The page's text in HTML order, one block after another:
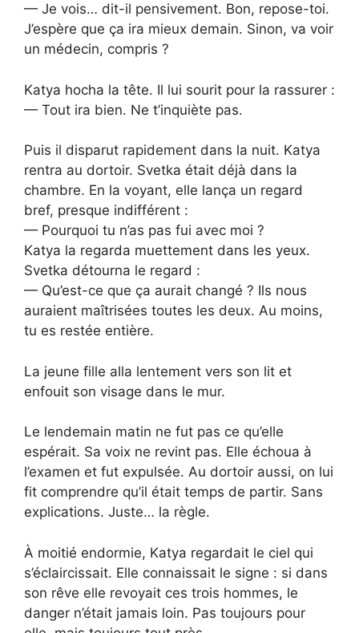
— Je vois… dit-il pensivement. Bon, repose-toi.
J’espère que ça ira mieux demain. Sinon, va voir
un médecin, compris ?
Katya hocha la tête. Il lui sourit pour la rassurer :
— Tout ira bien. Ne t’inquiète pas.
Puis il disparut rapidement dans la nuit. Katya
rentra au dortoir. Svetka était déjà dans la
chambre. En la voyant, elle lança un regard
bref, presque indifférent :
— Pourquoi tu n’as pas fui avec moi ?
Katya la regarda muettement dans les yeux.
Svetka détourna le regard :
— Qu’est-ce que ça aurait changé ? Ils nous
auraient maîtrisées toutes les deux. Au moins,
tu es restée entière.
La jeune fille alla lentement vers son lit et
enfouit son visage dans le mur.
Le lendemain matin ne fut pas ce qu’elle
espérait. Sa voix ne revint pas. Elle échoua à
l’examen et fut expulsée. Au dortoir aussi, on lui
fit comprendre qu’il était temps de partir. Sans
explications. Juste… la règle.
À moitié endormie, Katya regardait le ciel qui
s’éclaircissait. Elle connaissait le signe : si dans
son rêve elle revoyait ces trois hommes, le
danger n’était jamais loin. Pas toujours pour